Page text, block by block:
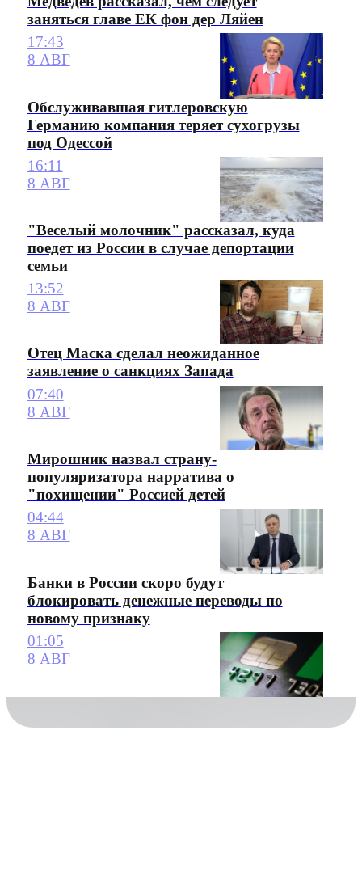
заняться главе ЕК фон дер Ляйен
17:43
8 АВГ
Обслуживавшая гитлеровскую
Германию компания теряет сухогрузы
под Одессой
16:11
8 АВГ
"Веселый молочник" рассказал, куда
поедет из России в случае депортации
семьи
13:52
8 АВГ
Отец Маска сделал неожиданное
заявление о санкциях Запада
07:40
8 АВГ
Мирошник назвал страну-
популяризатора нарратива о
"похищении" Россией детей
04:44
8 АВГ
Банки в России скоро будут
блокировать денежные переводы по
новому признаку
01:05
8 АВГ